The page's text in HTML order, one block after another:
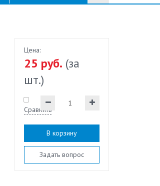
Цена:
25 руб. (за
шт.)
Сравнить
В корзину
Задать вопрос